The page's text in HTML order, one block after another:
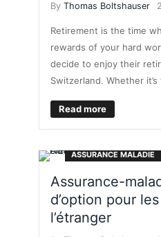
By Thomas Boltshauser
Retirement is the time
rewards of your hard
decide to enjoy their
Switzerland. Whether
Read more
ASSURANCE MALADIE
Assurance-
d’option pour
l’étranger